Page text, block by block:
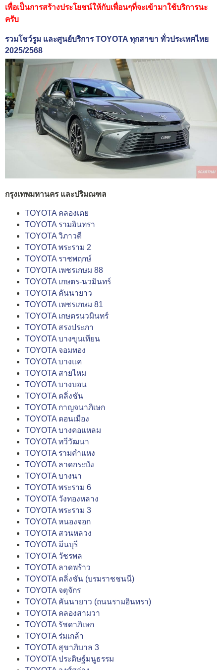
เพื่อเป็นการสร้างประโยชน์ให้กับเพื่อนๆที่จะเข้ามาใช้บริการนะ
ครับ
รวมโชว์รูม และศูนย์บริการ TOYOTA ทุกสาขา ทั่วประเทศไทย
2025/2568
กรุงเทพมหานคร และปริมณฑล
TOYOTA คลองเตย
TOYOTA รามอินทรา
TOYOTA วิภาวดี
TOYOTA พระราม 2
TOYOTA ราชพฤกษ์
TOYOTA เพชรเกษม 88
TOYOTA เกษตร-นวมินทร์
TOYOTA คันนายาว
TOYOTA เพชรเกษม 81
TOYOTA เกษตรนวมินทร์
TOYOTA สรงประภา
TOYOTA บางขุนเทียน
TOYOTA จอมทอง
TOYOTA บางแค
TOYOTA สายไหม
TOYOTA บางบอน
TOYOTA ตลิ่งชัน
TOYOTA กาญจนาภิเษก
TOYOTA ดอนเมือง
TOYOTA บางคอแหลม
TOYOTA ทวีวัฒนา
TOYOTA รามคำแหง
TOYOTA ลาดกระบัง
TOYOTA บางนา
TOYOTA พระราม 6
TOYOTA วังทองหลาง
TOYOTA พระราม 3
TOYOTA หนองจอก
TOYOTA สวนหลวง
TOYOTA มีนบุรี
TOYOTA วัชรพล
TOYOTA ลาดพร้าว
TOYOTA ตลิ่งชัน (บรมราชชนนี)
TOYOTA จตุจักร
TOYOTA คันนายาว (ถนนรามอินทรา)
TOYOTA คลองสามวา
TOYOTA รัชดาภิเษก
TOYOTA ร่มเกล้า
TOYOTA สุขาภิบาล 3
TOYOTA ประดิษฐ์มนูธรรม